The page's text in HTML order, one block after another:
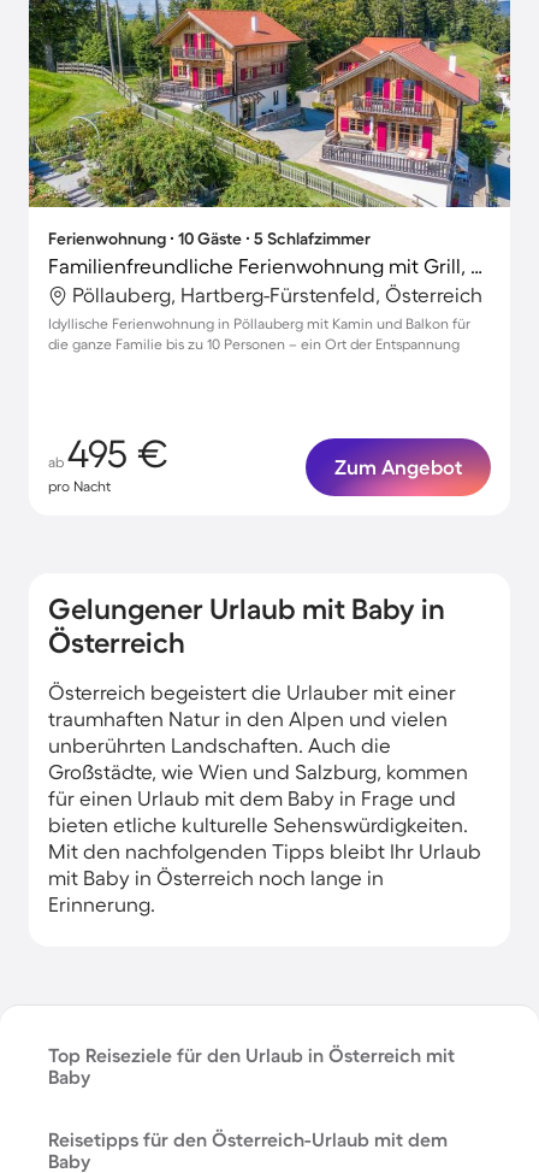
Ferienwohnung ∙ 10 Gäste ∙ 5 Schlafzimmer
Familienfreundliche Ferienwohnung mit Grill, Garten und Terrasse
Pöllauberg, Hartberg-Fürstenfeld, Österreich
Idyllische Ferienwohnung in Pöllauberg mit Kamin und Balkon für
die ganze Familie bis zu 10 Personen – ein Ort der Entspannung
ab 495 €
pro Nacht
Zum Angebot
Gelungener Urlaub mit Baby in
Österreich
Österreich begeistert die Urlauber mit einer
traumhaften Natur in den Alpen und vielen
unberührten Landschaften. Auch die
Großstädte, wie Wien und Salzburg, kommen
für einen Urlaub mit dem Baby in Frage und
bieten etliche kulturelle Sehenswürdigkeiten.
Mit den nachfolgenden Tipps bleibt Ihr Urlaub
mit Baby in Österreich noch lange in
Erinnerung.
Top Reiseziele für den Urlaub in Österreich mit
Baby
Reisetipps für den Österreich-Urlaub mit dem
Baby